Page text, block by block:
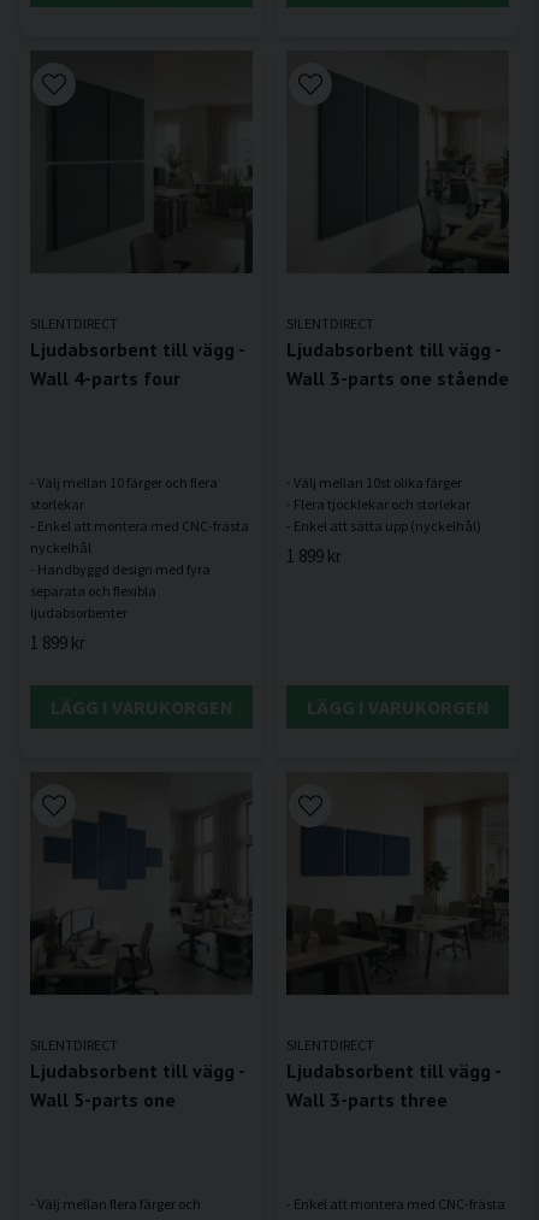
SILENTDIRECT
Ljudabsorbent till vägg -
Wall 4-parts four
- Välj mellan 10 färger och flera
storlekar
- Enkel att montera med CNC-frästa
nyckelhål
- Handbyggd design med fyra
separata och flexibla
1 899 kr
LÄGG I VARUKORGEN
SILENTDIRECT
Ljudabsorbent till vägg -
Wall 3-parts one stående
- Välj mellan 10st olika färger
- Flera tjocklekar och storlekar
1 899 kr
LÄGG I VARUKORGEN
SILENTDIRECT
Ljudabsorbent till vägg -
Wall 5-parts one
- Välj mellan flera färger och
SILENTDIRECT
Ljudabsorbent till vägg -
Wall 3-parts three
- Enkel att montera med CNC-frästa